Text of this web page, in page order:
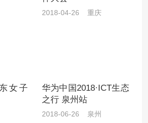
2018-04-26 重庆
女子
华为中国2018·ICT生态
之行 泉州站
2018-06-26 泉州